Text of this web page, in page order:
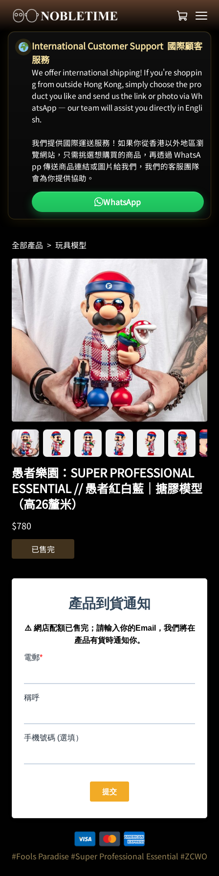
International Customer Support 國際顧客
服務
We offer international shipping! If you're shoppin
g from outside Hong Kong, simply choose the pro
duct you like and send us the link or photo via Wh
atsApp — our team will assist you directly in Engli
sh.
我們提供國際運送服務！如果你從香港以外地區瀏
覽網站，只需挑選想購買的商品，再透過 WhatsA
pp 傳送商品連結或圖片給我們，我們的客服團隊
會為你提供協助。
WhatsApp
全部產品 > 玩具模型
愚者樂園：SUPER PROFESSIONAL
ESSENTIAL // 愚者紅白藍｜搪膠模型
（高26釐米）
$780
已售完
#Fools Paradise#Super Professional Essential #ZCWO